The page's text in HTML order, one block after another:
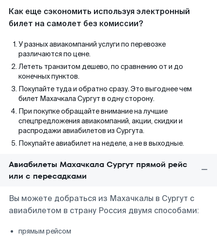
Как еще сэкономить используя электронный
билет на самолет без комиссии?
У разных авиакомпаний услуги по перевозке
различаются по цене.
Лететь транзитом дешево, по сравнению от и до
конечных пунктов.
Покупайте туда и обратно сразу. Это выгоднее чем
билет Махачкала Сургут в одну сторону.
При покупке обращайте внимание на лучшие
спецпредложения авиакомпаний, акции, скидки и
распродажи авиабилетов из Сургута.
Покупайте авиабилет на неделе, а не в выходные.
Авиабилеты Махачкала Сургут прямой рейс
или с пересадками
Вы можете добраться из Махачкалы в Сургут с
авиабилетом в страну Россия двумя способами:
прямым рейсом